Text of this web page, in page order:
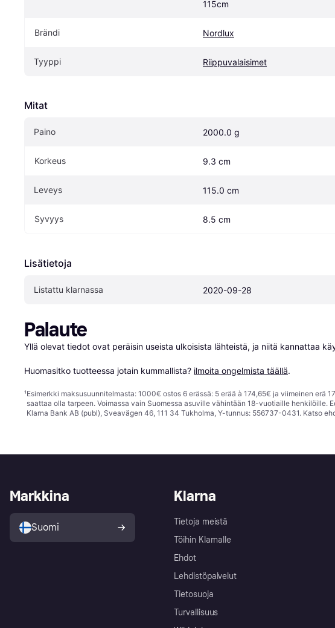
115cm
Brändi Nordlux
Tyyppi Riippuvalaisimet
Mitat
Paino 2000.0 g
Korkeus 9.3 cm
Leveys 115.0 cm
Syvyys 8.5 cm
Lisätietoja
Listattu klarnassa 2020-09-28
Palaute
Yllä olevat tiedot ovat peräisin useista ulkoisista lähteistä, ja niitä kannattaa
Huomasitko tuotteessa jotain kummallista? ilmoita ongelmista täällä.
¹Esimerkki maksusuunnitelmasta: 1000€ ostos 6 erässä: 5 erää à 174,65€ ja viimeinen
saattaa olla tarpeen. Voimassa vain Suomessa asuville vähintään 18-vuotiaille
Klarna Bank AB (publ), Sveavägen 46, 111 34 Tukholma, Y-tunnus: 556737-0431. Katso
Klarna
Tietoja meistä
Töihin Klarnalle
Ehdot
Lehdistöpalvelut
Tietosuoja
Turvallisuus
Markkina
Suomi